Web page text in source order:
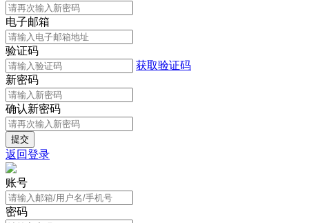
电子邮箱
验证码
获取验证码
新密码
确认新密码
返回登录
账号
密码